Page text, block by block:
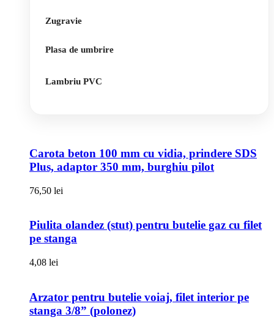
Zugravie
Plasa de umbrire
Lambriu PVC
Carota beton 100 mm cu vidia, prindere SDS
Plus, adaptor 350 mm, burghiu pilot
76,50 lei
Piulita olandez (stut) pentru butelie gaz cu filet
pe stanga
4,08 lei
Arzator pentru butelie voiaj, filet interior pe
stanga 3/8” (polonez)